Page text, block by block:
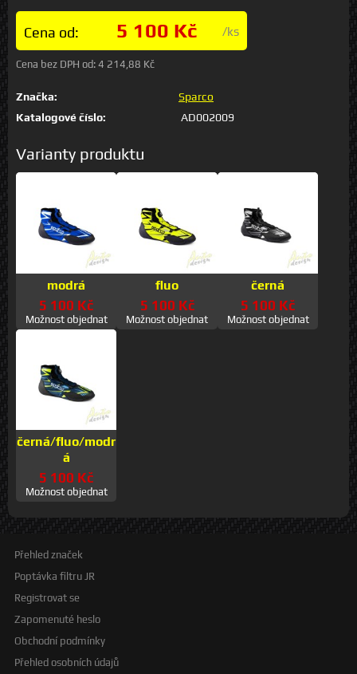
Cena od: 5 100 Kč /ks
Cena bez DPH od: 4 214,88 Kč
Značka:
Sparco
Katalogové číslo:
AD002009
Varianty produktu
modrá
5 100 Kč
Možnost objednat
fluo
5 100 Kč
Možnost objednat
černá
5 100 Kč
Možnost objednat
černá/fluo/modr
á
5 100 Kč
Možnost objednat
Přehled značek
Poptávka filtru JR
Registrovat se
Zapomenuté heslo
Obchodní podmínky
Přehled osobních údajů